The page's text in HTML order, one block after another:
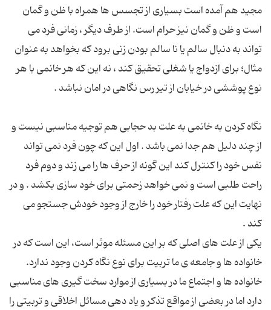
مجید هم آمده است بسیاری از تجسس ها همراه با ظن و گمان
است و ظن و گمان نیز حرام است. از طرف دیگر ، زمانی فرد می
تواند به دنبال سالم یا نا سالم بودن زنی برود كه بخواهد به عنوان
مثال؛ برای ازدواج یا شغلی تحقیق كند ، نه این كه هر خانمی با هر
نگاه كردن به خانمی به علت بد حجابی هم توجیه مناسبی نیست و
از چند دلیل هم جدا نمی باشد . اول این كه چون فرد نمی تواند
نفس خود را كنترل كند این گونه از حرف ها را می زند و دوم فرد
راحت طلبی است و نمی خواهد زحمتی برای خود سازی بكشد . و در
نهایت این كه علت رفتار خود را خارج از وجود خودش جستجو می
یكی از علت های اصلی كه بر این مسئله موثر است، این است كه در
خانواده ها و جامعه ی ما تربیت برای نوع نگاه كردن وجود ندارد.
خانواده ها و اجتماع ما در بسیاری از موارد سخت گیری های مناسبی
دارد اما در بعضی از مواقع تذكر و یاد دهی مسائل اخلاقی و تربیتی را